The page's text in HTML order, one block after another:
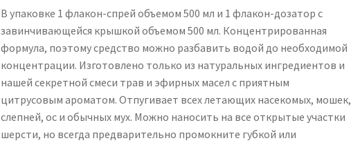
В упаковке 1 флакон-спрей объемом 500 мл и 1 флакон-дозатор с
завинчивающейся крышкой объемом 500 мл. Концентрированная
формула, поэтому средство можно разбавить водой до необходимой
концентрации. Изготовлено только из натуральных ингредиентов и
нашей секретной смеси трав и эфирных масел с приятным
цитрусовым ароматом. Отпугивает всех летающих насекомых, мошек,
слепней, ос и обычных мух. Можно наносить на все открытые участки
шерсти, но всегда предварительно промокните губкой или